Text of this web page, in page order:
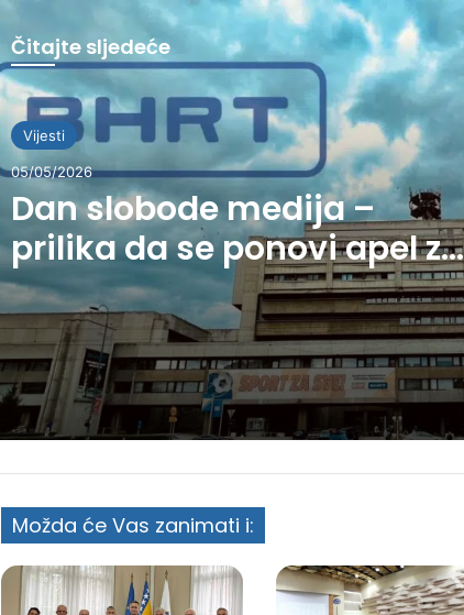
Čitajte sljedeće
Vijesti
05/05/2026
Dan slobode medija –
prilika da se ponovi apel za
spas BHRT-a
Vijesti
05/05/2026
Danas dan žalosti u
Sarajevu: Sjećanje na 1.601
ubijeno dijete
Možda će Vas zanimati i: